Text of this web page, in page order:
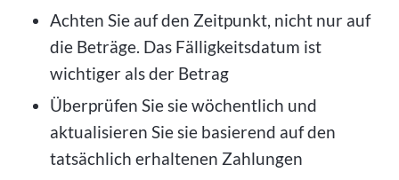
Achten Sie auf den Zeitpunkt, nicht nur auf
die Beträge. Das Fälligkeitsdatum ist
wichtiger als der Betrag
Überprüfen Sie sie wöchentlich und
aktualisieren Sie sie basierend auf den
tatsächlich erhaltenen Zahlungen